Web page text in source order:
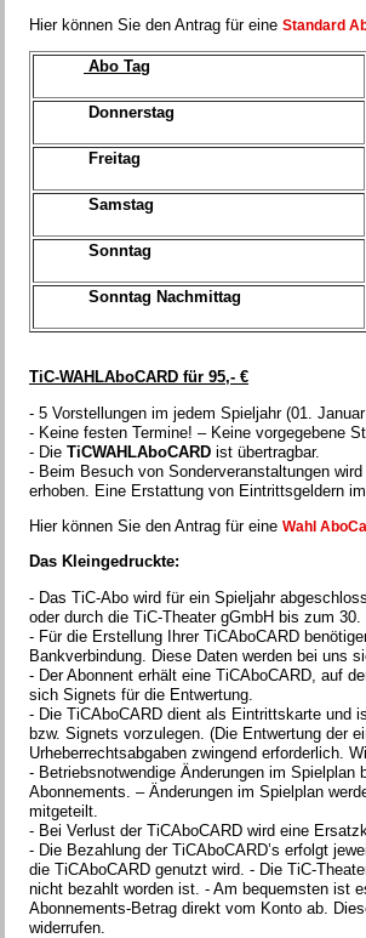
Hier können Sie den Antrag für eine Standard
Abo Tag
Donnerstag
Freitag
Samstag
Sonntag
Sonntag Nachmittag
TiC-WAHLAboCARD für 95,- €
- 5 Vorstellungen im jedem Spieljahr (01.
- Keine festen Termine! – Keine vorgegebene
- Die TiCWAHLAboCARD ist übertragbar.
- Beim Besuch von Sonderveranstaltungen
erhoben. Eine Erstattung von Eintrittsgeldern
Hier können Sie den Antrag für eine Wahl
Das Kleingedruckte:
- Das TiC-Abo wird für ein Spieljahr
oder durch die TiC-Theater gGmbH bis zum
- Für die Erstellung Ihrer TiCAboCARD
Bankverbindung. Diese Daten werden bei uns
- Der Abonnent erhält eine TiCAboCARD, auf
sich Signets für die Entwertung.
- Die TiCAboCARD dient als Eintrittskarte und
bzw. Signets vorzulegen. (Die Entwertung der
Urheberrechtsabgaben zwingend erforderlich.
- Betriebsnotwendige Änderungen im
Abonnements. – Änderungen im Spielplan
mitgeteilt.
- Bei Verlust der TiCAboCARD wird eine
- Die Bezahlung der TiCAboCARD’s erfolgt
die TiCAboCARD genutzt wird. - Die TiC-
nicht bezahlt worden ist. - Am bequemsten ist
Abonnements-Betrag direkt vom Konto ab.
widerrufen.